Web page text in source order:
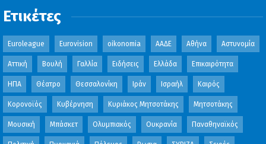
Ετικέτες
Euroleague Eurovision oikonomia ΑΑΔΕ Αθήνα Αστυνομία
Αττική Βουλή Γαλλία Ειδήσεις Ελλάδα Επικαιρότητα
ΗΠΑ Θέατρο Θεσσαλονίκη Ιράν Ισραήλ Καιρός
Κορονοϊός Κυβέρνηση Κυριάκος Μητσοτάκης Μητσοτάκης
Μουσική Μπάσκετ Ολυμπιακός Ουκρανία Παναθηναϊκός